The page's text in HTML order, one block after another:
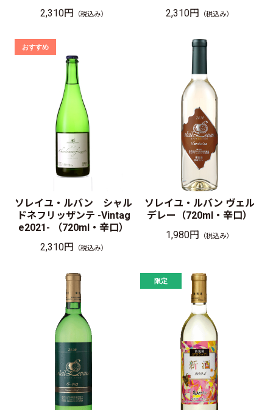
2,310円 （税込み）
2,310円 （税込み）
ソレイユ・ルバン シャル
ドネフリッザンテ -Vintag
e2021- （720ml・辛口）
2,310円 （税込み）
ソレイユ・ルバン ヴェル
デレー（720ml・辛口）
1,980円 （税込み）